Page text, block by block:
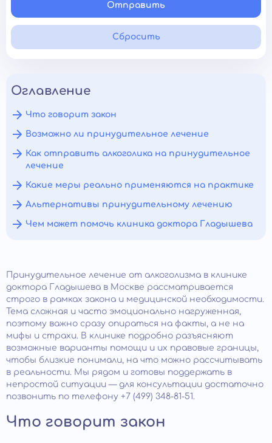
Отправить
Сбросить
Оглавление
Что говорит закон
Возможно ли принудительное лечение
Как отправить алкоголика на принудительное
лечение
Какие меры реально применяются на практике
Альтернативы принудительному лечению
Чем может помочь клиника доктора Гладышева
Принудительное лечение от алкоголизма в клинике
доктора Гладышева в Москве рассматривается
строго в рамках закона и медицинской необходимости.
Тема сложная и часто эмоционально нагруженная,
поэтому важно сразу опираться на факты, а не на
мифы и страхи. В клинике подробно разъясняют
возможные варианты помощи и их правовые границы,
чтобы близкие понимали, на что можно рассчитывать
в реальности. Мы рядом и готовы поддержать в
непростой ситуации — для консультации достаточно
позвонить по телефону +7 (499) 348-81-51.
Что говорит закон